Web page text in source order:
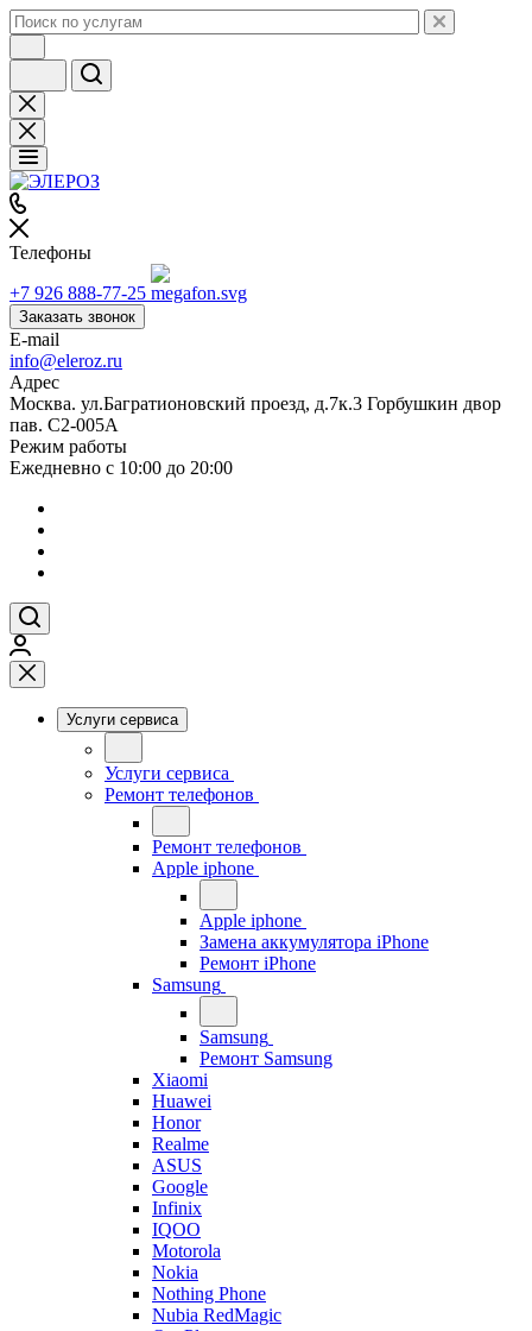
Телефоны
+7 926 888-77-25
Заказать звонок
E-mail
info@eleroz.ru
Адрес
Москва. ул.Багратионовский проезд, д.7к.3 Горбушкин двор
пав. C2-005A
Режим работы
Ежедневно с 10:00 до 20:00
Услуги сервиса
Услуги сервиса
Ремонт телефонов
Ремонт телефонов
Apple iphone
Apple iphone
Замена аккумулятора iPhone
Ремонт iPhone
Samsung
Samsung
Ремонт Samsung
Xiaomi
Huawei
Honor
Realme
ASUS
Google
Infinix
IQOO
Motorola
Nokia
Nothing Phone
Nubia RedMagic